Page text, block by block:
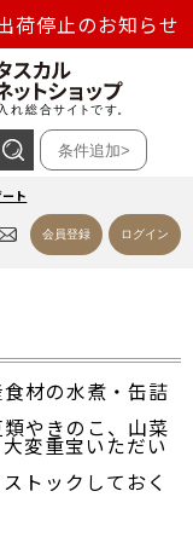
荷停止のお知らせ
によるお荷物のお
お知らせ
条件追加>
ト
会員登録 ログイン
材の水煮・缶詰
やきのこ、山菜
変重宝いただい
トックしておく